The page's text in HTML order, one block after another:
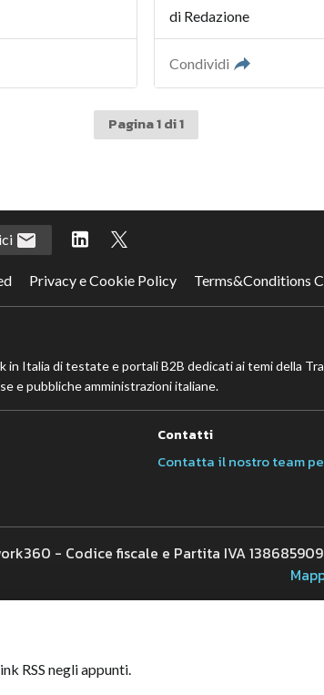
di Redazione
Condividi
Pagina 1 di 1
Privacy e Cookie Policy Terms&Conditions
in Italia di testate e portali B2B dedicati ai temi della
e pubbliche amministrazioni italiane.
Contatti
Contatta il nostro team
- Codice fiscale e Partita IVA
RSS negli appunti.